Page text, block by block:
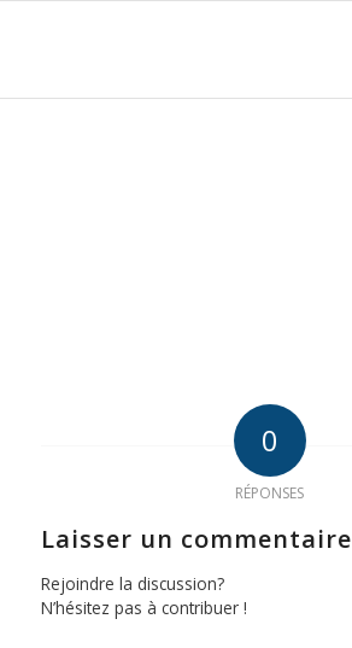
0
RÉPONSES
Laisser un commentaire
Rejoindre la discussion?
N’hésitez pas à contribuer !